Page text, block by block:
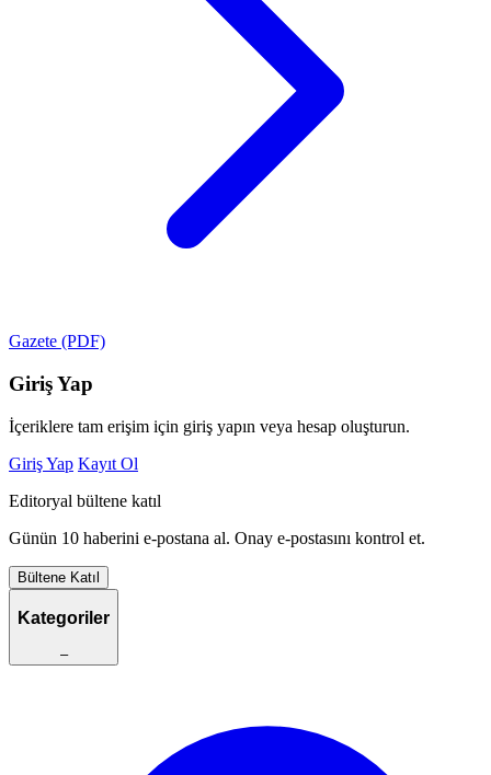
Gazete (PDF)
Giriş Yap
İçeriklere tam erişim için giriş yapın veya hesap oluşturun.
Giriş Yap Kayıt Ol
Editoryal bültene katıl
Günün 10 haberini e-postana al. Onay e-postasını kontrol et.
Bültene Katıl
Kategoriler
–